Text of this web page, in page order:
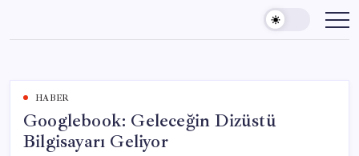
content
HABER
Googlebook: Geleceğin Dizüstü
Bilgisayarı Geliyor